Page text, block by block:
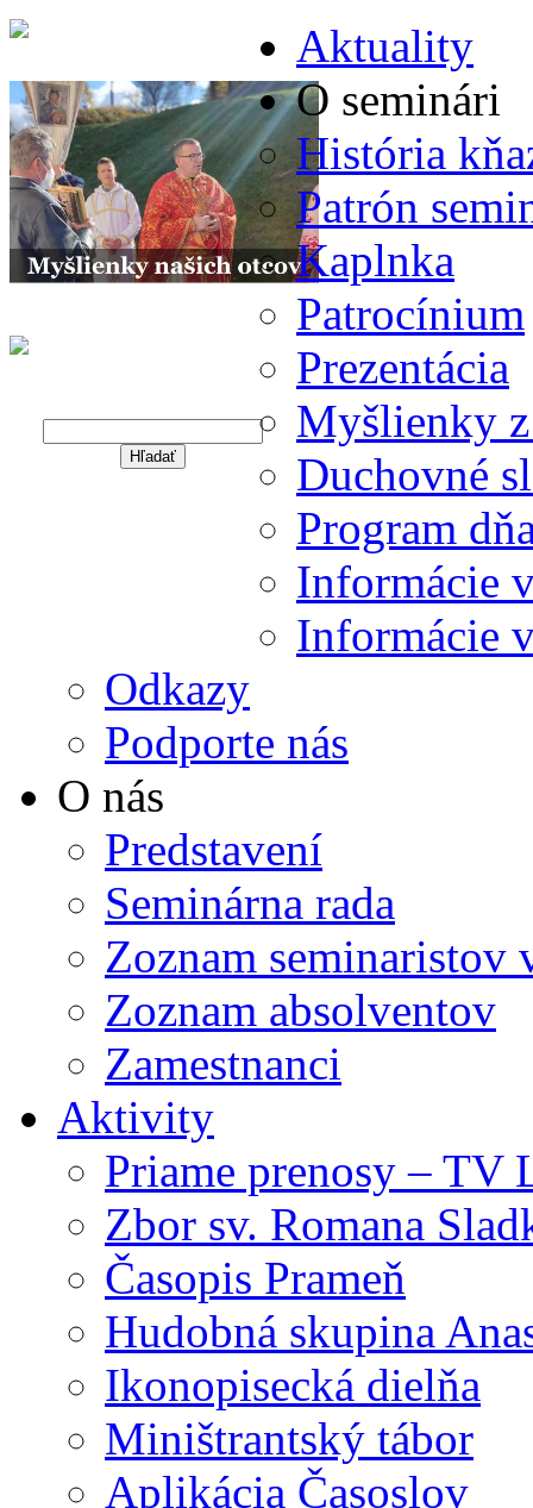
Hľadať
/data/f/c/fc1114c5-ec1e-4a3e-9e0d-
content/themes/gojdic/header.php
Aktuality
O seminári
História
Patrón
Kaplnka
Patrocínium
Prezentácia
Myšlienky
Duchovné
Program
Informácie
Informácie
Odkazy
Podporte nás
O nás
Predstavení
Seminárna rada
Zoznam seminaristov
Zoznam absolventov
Zamestnanci
Aktivity
Priame prenosy – TV
Zbor sv. Romana
Časopis Prameň
Hudobná skupina
Ikonopisecká dielňa
Miništrantský tábor
Aplikácia Časoslov